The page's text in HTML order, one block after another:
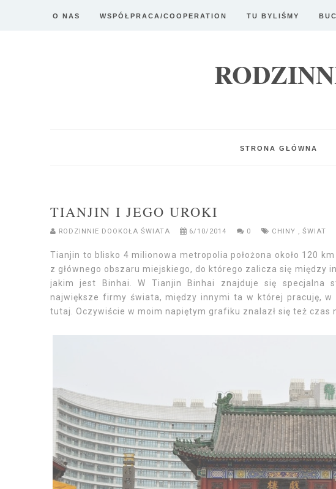
O NAS WSPÓŁPRACA/COOPERATION TU BYLIŚMY
STRONA GŁÓWNA
TIANJIN I JEGO UROKI
RODZINNIE DOOKOŁA ŚWIATA 6/10/2014 0 CHINY , ŚWIAT
Tianjin to blisko 4 milionowa metropolia położona około 120
z głównego obszaru miejskiego, do którego zalicza się między
jakim jest Binhai. W Tianjin Binhai znajduje się specjalna
największe firmy świata, między innymi ta w której pracuję, w
tutaj. Oczywiście w moim napiętym grafiku znalazł się też czas